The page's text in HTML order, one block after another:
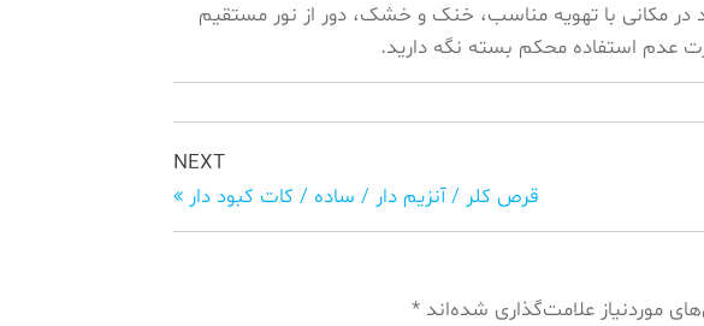
در مکانی با تهویه مناسب، خنک و خشک، دور از نور مستقیم
عدم استفاده محکم بسته نگه دارید.
Next
Post
NEXT
قرص کلر / آنزیم دار / ساده / کات کبود دار
موردنیاز علامت‌گذاری شده‌اند *